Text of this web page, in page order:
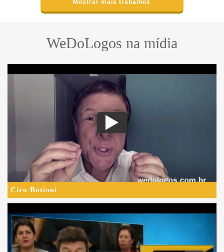
Mostrar mais trabalhos
WeDoLogos na mídia
Ciro Botinni